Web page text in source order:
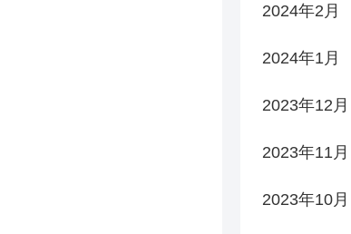
2024年2月
2024年1月
2023年12月
2023年11月
2023年10月